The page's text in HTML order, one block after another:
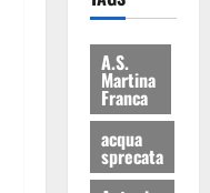
A.S.
Martina
Franca
acqua
sprecata